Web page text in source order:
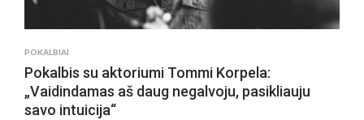
POKALBIAI
Pokalbis su aktoriumi Tommi Korpela:
„Vaidindamas aš daug negalvoju, pasikliauju
savo intuicija“